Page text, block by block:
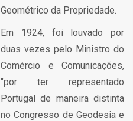
Geométrico da Propriedade.
Em 1924, foi louvado por
duas vezes pelo Ministro do
Comércio e Comunicações,
"por ter representado
Portugal de maneira distinta
no Congresso de Geodesia e